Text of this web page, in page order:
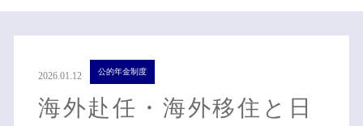
2026.01.12 公的年金制度
海外赴任・海外移住と日